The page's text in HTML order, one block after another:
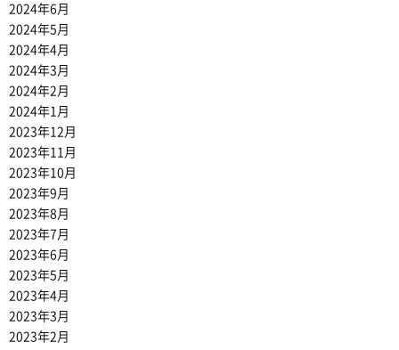
2024年6月
2024年5月
2024年4月
2024年3月
2024年2月
2024年1月
2023年12月
2023年11月
2023年10月
2023年9月
2023年8月
2023年7月
2023年6月
2023年5月
2023年4月
2023年3月
2023年2月